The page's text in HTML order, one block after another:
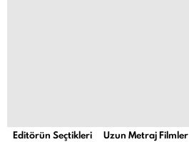
Editörün Seçtikleri Uzun Metraj Filmler